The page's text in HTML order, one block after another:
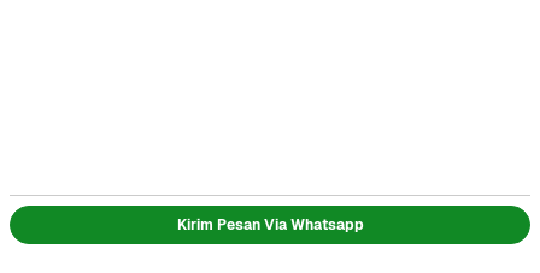
Kirim Pesan Via Whatsapp